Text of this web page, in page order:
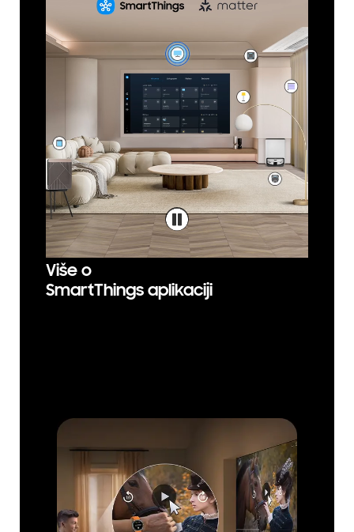
Više o
SmartThings aplikaciji